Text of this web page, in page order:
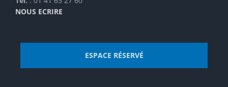
NOUS ECRIRE
ESPACE RÉSERVÉ